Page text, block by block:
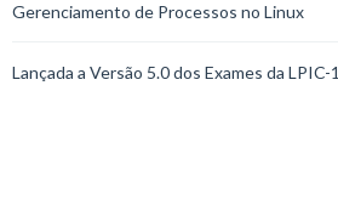
Gerenciamento de Processos no Linux
Lançada a Versão 5.0 dos Exames da LPIC-1